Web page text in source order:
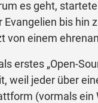
es geht,
Evangelien bis hin
von einem
erstes „Open-
weil jeder über
(vormals ein